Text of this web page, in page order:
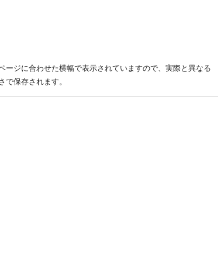
ジに合わせた横幅で表示されていますので、実際と異なる
保存されます。